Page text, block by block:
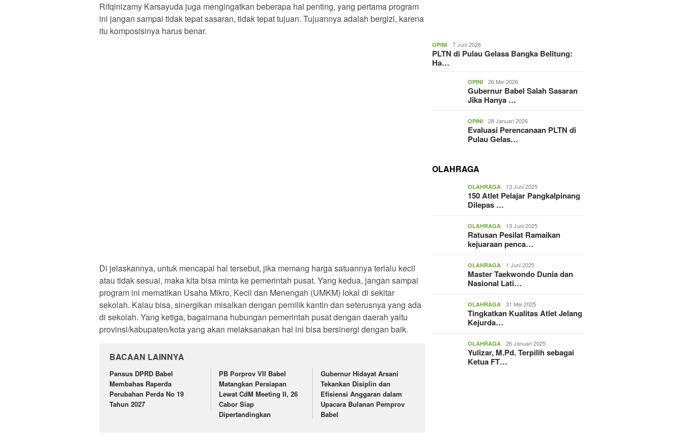
Rifqinizamy Karsayuda juga mengingatkan beberapa hal penting, yang pertama program
ini jangan sampai tidak tepat sasaran, tidak tepat tujuan. Tujuannya adalah bergizi, karena
itu komposisinya harus benar.
Di jelaskannya, untuk mencapai hal tersebut, jika memang harga satuannya terlalu kecil
atau tidak sesuai, maka kita bisa minta ke pemerintah pusat. Yang kedua, jangan sampai
program ini mematikan Usaha Mikro, Kecil dan Menengah (UMKM) lokal di sekitar
sekolah. Kalau bisa, sinergikan misalkan dengan pemilik kantin dan seterusnya yang ada
di sekolah. Yang ketiga, bagaimana hubungan pemerintah pusat dengan daerah yaitu
provinsi/kabupaten/kota yang akan melaksanakan hal ini bisa bersinergi dengan baik.
BACAAN LAINNYA
Pansus DPRD Babel
Membahas Raperda
Perubahan Perda No 19
Tahun 2027
PB Porprov VII Babel
Matangkan Persiapan
Lewat CdM Meeting II, 26
Cabor Siap
Dipertandingkan
Gubernur Hidayat Arsani
Tekankan Disiplin dan
Efisiensi Anggaran dalam
Upacara Bulanan Pemprov
Babel
OPINI 7 Juni 2026
PLTN di Pulau Gelasa Bangka Belitung:
Ha…
OPINI 26 Mei 2026
Gubernur Babel Salah Sasaran
Jika Hanya …
OPINI 28 Januari 2026
Evaluasi Perencanaan PLTN di
Pulau Gelas…
OLAHRAGA
OLAHRAGA 13 Juni 2025
150 Atlet Pelajar Pangkalpinang
Dilepas …
OLAHRAGA 13 Juni 2025
Ratusan Pesilat Ramaikan
kejuaraan penca…
OLAHRAGA 1 Juni 2025
Master Taekwondo Dunia dan
Nasional Lati…
OLAHRAGA 31 Mei 2025
Tingkatkan Kualitas Atlet Jelang
Kejurda…
OLAHRAGA 26 Januari 2025
Yulizar, M.Pd. Terpilih sebagai
Ketua FT…